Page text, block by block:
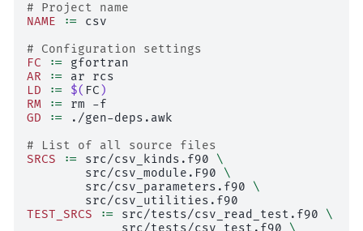
# Project name
NAME
:=
csv
# Configuration settings
FC
:=
AR
:= ar
LD
:= $( FC )
RM
:= rm
GD
:=
./gen-deps.awk
# List of all source files
SRCS
:= src/csv_kinds.f90
\
src/csv_module.F90
\
src/csv_parameters.f90
\
TEST_SRCS
:= src/tests/csv_read_test.f90
\